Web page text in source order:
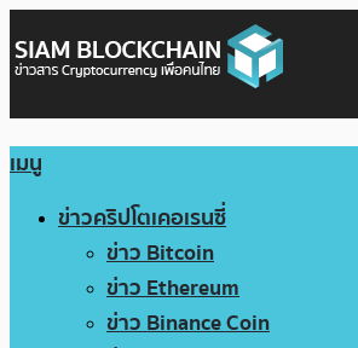
เมนู
ข่าวคริปโตเคอเรนซี่
ข่าว Bitcoin
ข่าว Ethereum
ข่าว Binance Coin